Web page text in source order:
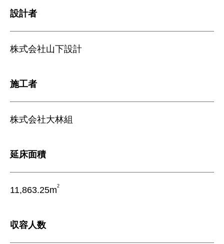
設計者
株式会社山下設計
施工者
株式会社大林組
延床面積
11,863.25m2
収容人数